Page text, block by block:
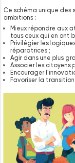
Ce schéma unique des
ambitions :
Mieux répondre aux
tous ceux qui en ont
Privilégier les
réparatrices ;
Agir dans une plus
Associer les citoyens
Encourager
Favoriser la